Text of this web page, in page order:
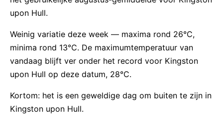
upon Hull.
Weinig variatie deze week — maxima rond 26°C,
minima rond 13°C. De maximumtemperatuur van
vandaag blijft ver onder het record voor Kingston
upon Hull op deze datum, 28°C.
Kortom: het is een geweldige dag om buiten te zijn in
Kingston upon Hull.